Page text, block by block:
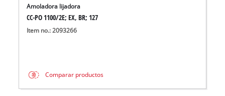
Amoladora lijadora
CC-PO 1100/2E; EX, BR; 127
Item no.: 2093266
Comparar productos